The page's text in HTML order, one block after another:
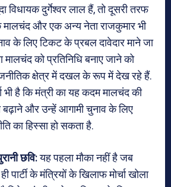
विधायक दुर्गेश्वर लाल हैं, तो दूसरी तरफ
मालचंद और एक अन्य नेता राजकुमार भी
के लिए टिकट के प्रबल दावेदार माने जा
मालचंद को प्रतिनिधि बनाए जाने को
क्षेत्र में दखल के रूप में देख रहे हैं.
भी है कि मंत्री का यह कदम मालचंद की
बढ़ाने और उन्हें आगामी चुनाव के लिए
का हिस्सा हो सकता है.
छवि:यह पहला मौका नहीं है जब
पार्टी के मंत्रियों के खिलाफ मोर्चा खोला